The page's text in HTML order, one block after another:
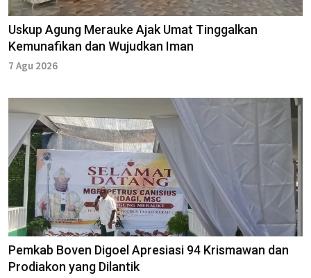
Uskup Agung Merauke Ajak Umat Tinggalkan
Kemunafikan dan Wujudkan Iman
7 Agu 2026
Pemkab Boven Digoel Apresiasi 94 Krismawan dan
Prodiakon yang Dilantik